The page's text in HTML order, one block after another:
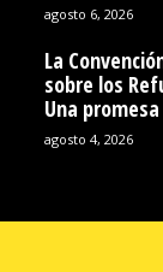
agosto 6, 2026
La
sobre los
Una
agosto 4, 2026